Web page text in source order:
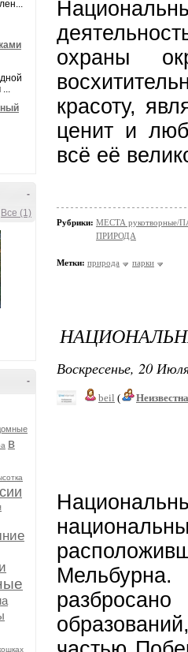
...
-
Все (1)
-
в
охраны
красоту,
ценит и
всё её
Рубрики: МЕСТА рукотворные/
ПРИРОДА
Метки: природа парки
Воскресенье, 20
beil (